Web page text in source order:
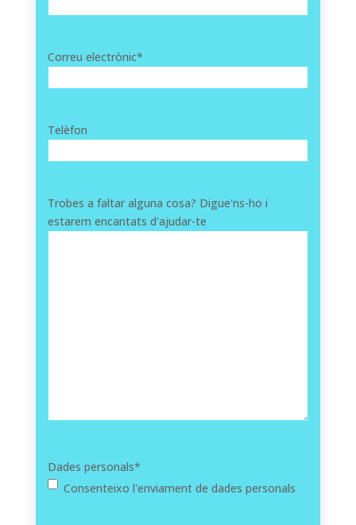
Correu electrònic*
Telèfon
Trobes a faltar alguna cosa? Digue'ns-ho i
estarem encantats d'ajudar-te
Dades personals*
Consenteixo l'enviament de dades personals